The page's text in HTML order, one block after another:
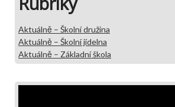
Aktuálně – Školní družina
Aktuálně – Školní jídelna
Aktuálně – Základní škola